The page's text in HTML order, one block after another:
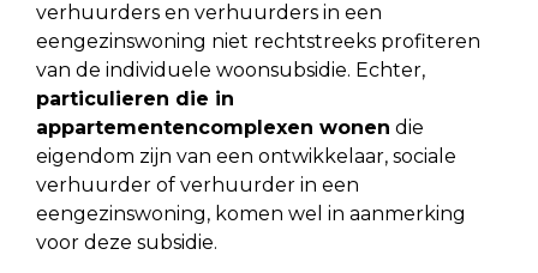
verhuurders en verhuurders in een
eengezinswoning niet rechtstreeks profiteren
van de individuele woonsubsidie. Echter,
particulieren die in
appartementencomplexen wonen die
eigendom zijn van een ontwikkelaar, sociale
verhuurder of verhuurder in een
eengezinswoning, komen wel in aanmerking
voor deze subsidie.